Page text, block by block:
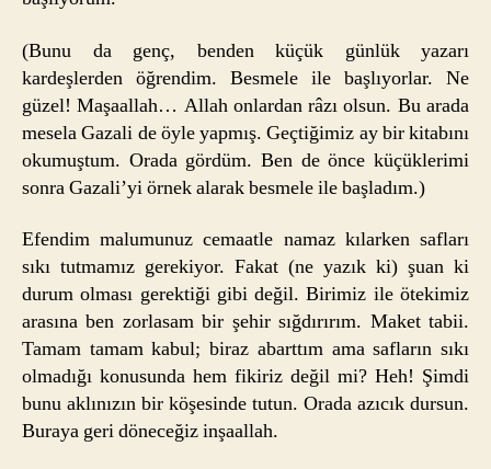
(Bunu da genç, benden küçük günlük yazarı
kardeşlerden öğrendim. Besmele ile başlıyorlar. Ne
güzel! Maşaallah… Allah onlardan râzı olsun. Bu arada
mesela Gazali de öyle yapmış. Geçtiğimiz ay bir kitabını
okumuştum. Orada gördüm. Ben de önce küçüklerimi
sonra Gazali’yi örnek alarak besmele ile başladım.)
Efendim malumunuz cemaatle namaz kılarken safları
sıkı tutmamız gerekiyor. Fakat (ne yazık ki) şuan ki
durum olması gerektiği gibi değil. Birimiz ile ötekimiz
arasına ben zorlasam bir şehir sığdırırım. Maket tabii.
Tamam tamam kabul; biraz abarttım ama safların sıkı
olmadığı konusunda hem fikiriz değil mi? Heh! Şimdi
bunu aklınızın bir köşesinde tutun. Orada azıcık dursun.
Buraya geri döneceğiz inşaallah.